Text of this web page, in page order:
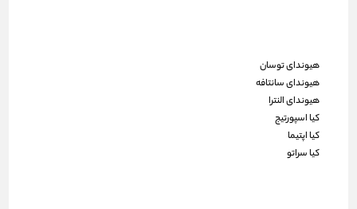
هیوندای توسان
هیوندای سانتافه
هیوندای النترا
کیا اسپورتیج
کیا اپتیما
کیا سراتو